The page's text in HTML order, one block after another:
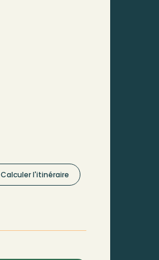
Calculer l'itinéraire